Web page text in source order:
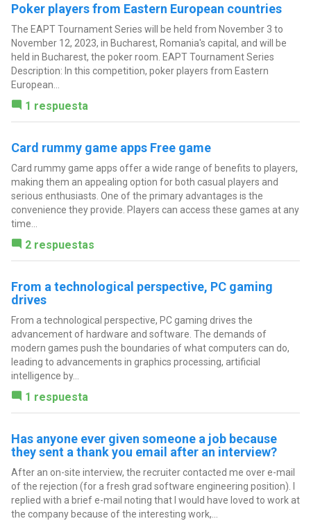
Poker players from Eastern European countries
The EAPT Tournament Series will be held from November 3 to
November 12, 2023, in Bucharest, Romania's capital, and will be
held in Bucharest, the poker room. EAPT Tournament Series
Description: In this competition, poker players from Eastern
European...
1 respuesta
Card rummy game apps Free game
Card rummy game apps offer a wide range of benefits to players,
making them an appealing option for both casual players and
serious enthusiasts. One of the primary advantages is the
convenience they provide. Players can access these games at any
time...
2 respuestas
From a technological perspective, PC gaming
drives
From a technological perspective, PC gaming drives the
advancement of hardware and software. The demands of
modern games push the boundaries of what computers can do,
leading to advancements in graphics processing, artificial
intelligence by...
1 respuesta
Has anyone ever given someone a job because
they sent a thank you email after an interview?
After an on-site interview, the recruiter contacted me over e-mail
of the rejection (for a fresh grad software engineering position). I
replied with a brief e-mail noting that I would have loved to work at
the company because of the interesting work,...